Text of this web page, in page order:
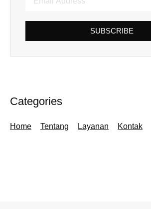
SUBSCRIBE
Categories
Home Tentang Layanan Kontak